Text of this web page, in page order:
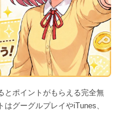
とポイントがもらえる完全無
グーグルプレイやiTunes、